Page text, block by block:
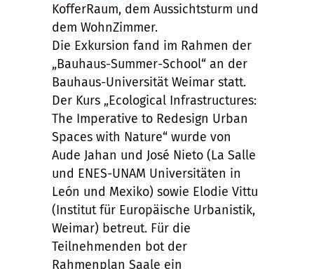
KofferRaum, dem Aussichtsturm und
dem WohnZimmer.
Die Exkursion fand im Rahmen der
„Bauhaus-Summer-School“ an der
Bauhaus-Universität Weimar statt.
Der Kurs „Ecological Infrastructures:
The Imperative to Redesign Urban
Spaces with Nature“ wurde von
Aude Jahan und José Nieto (La Salle
und ENES-UNAM Universitäten in
León und Mexiko) sowie Elodie Vittu
(Institut für Europäische Urbanistik,
Weimar) betreut. Für die
Teilnehmenden bot der
Rahmenplan Saale ein